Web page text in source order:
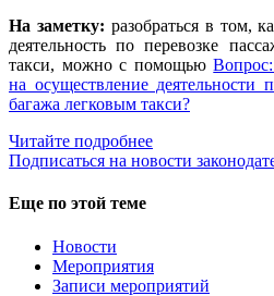
На заметку: разобраться в том,
деятельность по перевозке
такси, можно с помощью
на осуществление деятельности
багажа легковым такси?
Читайте подробнее
Подписаться на новости
Еще по этой теме
Новости
Мероприятия
Записи мероприятий